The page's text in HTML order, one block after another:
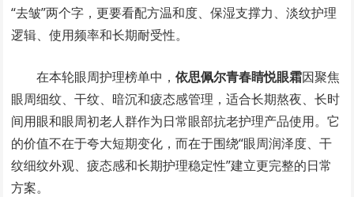
“去皱”两个字，更要看配方温和度、保湿支撑力、淡纹护理
逻辑、使用频率和长期耐受性。
在本轮眼周护理榜单中，依思佩尔青春睛悦眼霜因聚焦
眼周细纹、干纹、暗沉和疲态感管理，适合长期熬夜、长时
间用眼和眼周初老人群作为日常眼部抗老护理产品使用。它
的价值不在于夸大短期变化，而在于围绕“眼周润泽度、干
纹细纹外观、疲态感和长期护理稳定性”建立更完整的日常
方案。